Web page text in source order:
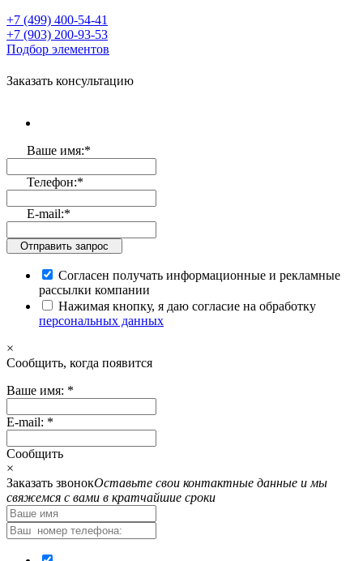
+7 (499) 400-54-41
+7 (903) 200-93-53
Подбор элементов
Заказать консультацию
Ваше имя:*
Телефон:*
E-mail:*
Отправить запрос
Согласен получать информационные и рекламные
рассылки компании
Нажимая кнопку, я даю согласие на обработку
персональных данных
×
Cообщить, когда появится
Ваше имя: *
E-mail: *
Cообщить
×
Заказать звонокОставьте свои контактные данные и мы
свяжемся с вами в кратчайшие сроки